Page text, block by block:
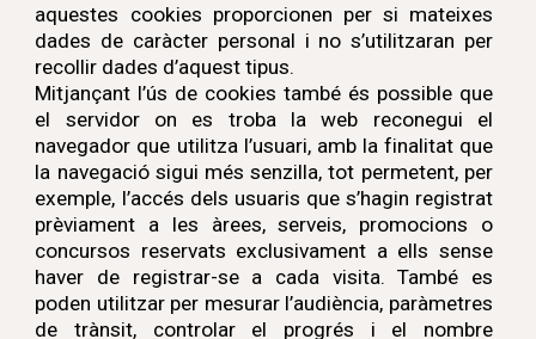
aquestes cookies proporcionen per si mateixes
dades de caràcter personal i no s’utilitzaran per
recollir dades d’aquest tipus.
Mitjançant l’ús de cookies també és possible que
el servidor on es troba la web reconegui el
navegador que utilitza l’usuari, amb la finalitat que
la navegació sigui més senzilla, tot permetent, per
exemple, l’accés dels usuaris que s’hagin registrat
prèviament a les àrees, serveis, promocions o
concursos reservats exclusivament a ells sense
haver de registrar-se a cada visita. També es
poden utilitzar per mesurar l’audiència, paràmetres
de trànsit, controlar el progrés i el nombre